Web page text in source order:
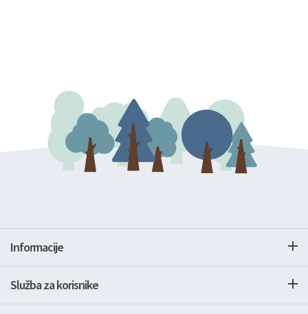
Informacije
Služba za korisnike